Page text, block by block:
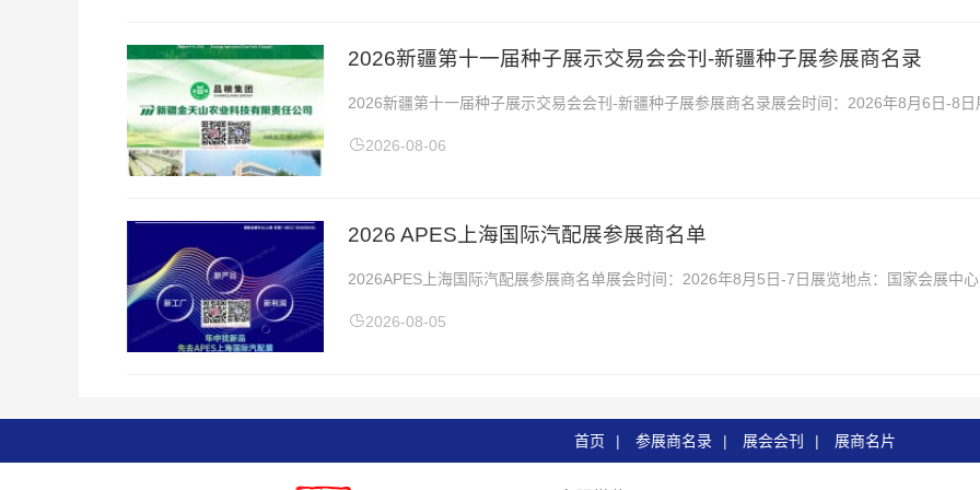
2026新疆第十一届种子展示交易会会刊-新疆种子展参展商名录
2026新疆第十一届种子展示交易会会刊-新疆种子展参展商名录展会时间：2026年8月6日-8日
会地址：新疆昌吉农业博览园2026新疆第十一届种子展示交易会会刊...
2026-08-06
2026 APES上海国际汽配展参展商名单
2026APES上海国际汽配展参展商名单展会时间：2026年8月5日-7日展览地点：国家会展中心
（上海）2026APES上海国际汽配展参展商名单，是你寻找项...
2026-08-05
首页 | 参展商名录 | 展会会刊 | 展商名片